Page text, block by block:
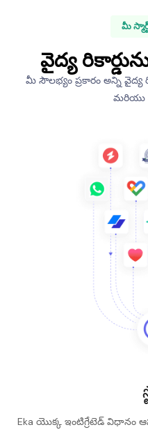
మీ
వైద్య
మీ సౌలభ్యం ప్రకారం అన్ని వైద్య
మరియు
Eka యొక్క ఇంటిగ్రేటెడ్ విధానం